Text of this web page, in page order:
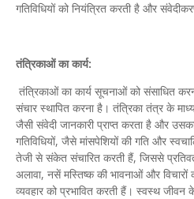
गतिविधियों को नियंत्रित करती है और
तंत्रिकाओं का कार्य:
तंत्रिकाओं का कार्य सूचनाओं को संसाधित
संचार स्थापित करना है। तंत्रिका तंत्र के
जैसी संवेदी जानकारी प्राप्त करता है और
गतिविधियों, जैसे मांसपेशियों की गति और
तेजी से संकेत संचारित करती हैं, जिससे
अलावा, नसें मस्तिष्क की भावनाओं और विचारों
व्यवहार को प्रभावित करती हैं। स्वस्थ